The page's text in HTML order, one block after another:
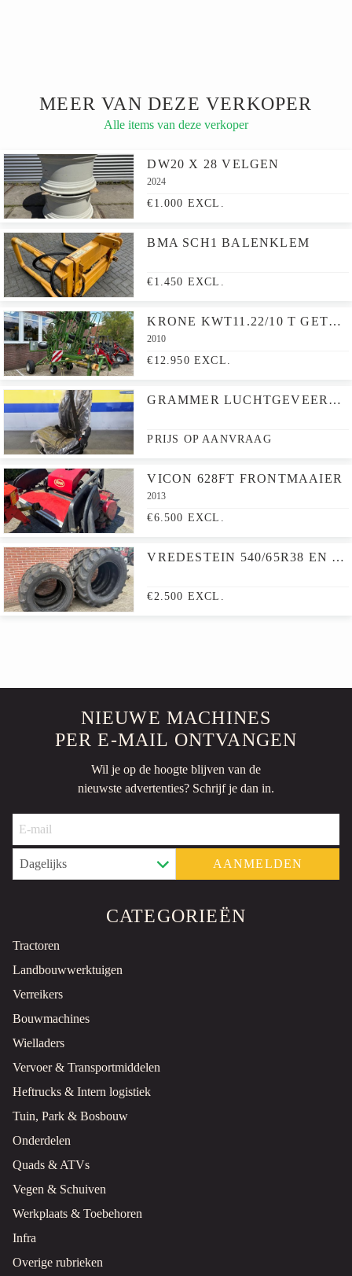
MEER VAN DEZE VERKOPER
Alle items van deze verkoper
DW20 X 28 VELGEN
2024
€1.000 EXCL.
BMA SCH1 BALENKLEM
€1.450 EXCL.
KRONE KWT11.22/10 T GETROKKEN CIRKELSCHUDDER OP TRANSPORTWIELSTEL
2010
€12.950 EXCL.
GRAMMER LUCHTGEVEERDE STOEL SHOVEL
PRIJS OP AANVRAAG
VICON 628FT FRONTMAAIER
2013
€6.500 EXCL.
VREDESTEIN 540/65R38 EN 440/65R28 BANDEN
€2.500 EXCL.
NIEUWE MACHINES
PER E-MAIL ONTVANGEN
Wil je op de hoogte blijven van de
nieuwste advertenties? Schrijf je dan in.
AANMELDEN
CATEGORIEËN
Tractoren
Landbouwwerktuigen
Verreikers
Bouwmachines
Wielladers
Vervoer & Transportmiddelen
Heftrucks & Intern logistiek
Tuin, Park & Bosbouw
Onderdelen
Quads & ATVs
Vegen & Schuiven
Werkplaats & Toebehoren
Infra
Overige rubrieken